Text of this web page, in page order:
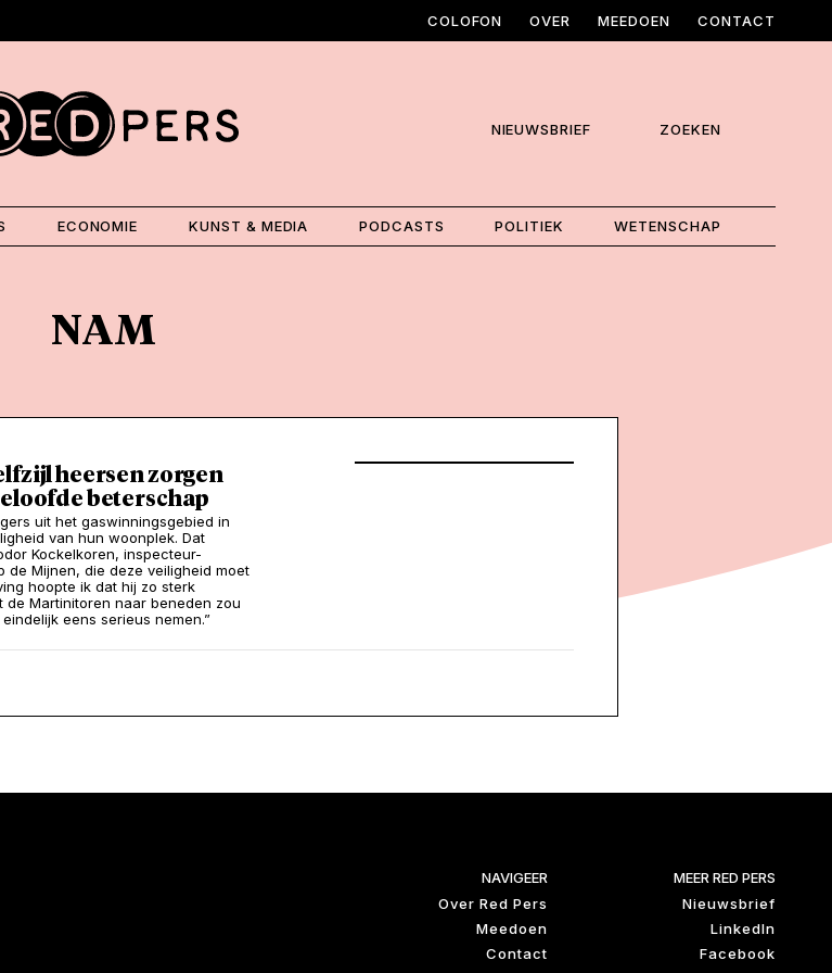
COLOFON OVER MEEDOEN CONTACT
NIEUWSBRIEF ZOEKEN
ECONOMIE KUNST & MEDIA PODCASTS POLITIEK WETENSCHAP
NAM
heersen zorgen
beterschap
uit het gaswinningsgebied in
van hun woonplek. Dat
Kockelkoren, inspecteur-
de Mijnen, die deze veiligheid moet
hoopte ik dat hij zo sterk
Martinitoren naar beneden zou
eens serieus nemen.”
NAVIGEER
Over Red Pers
Meedoen
Contact
MEER RED PERS
Nieuwsbrief
LinkedIn
Facebook